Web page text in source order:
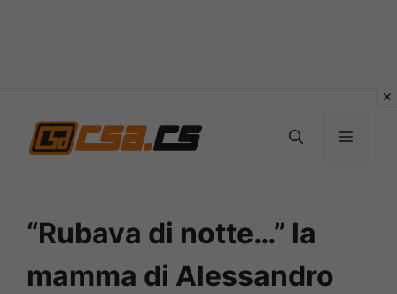
contenuto
MENU
“Rubava di notte…” la
mamma di Alessandro